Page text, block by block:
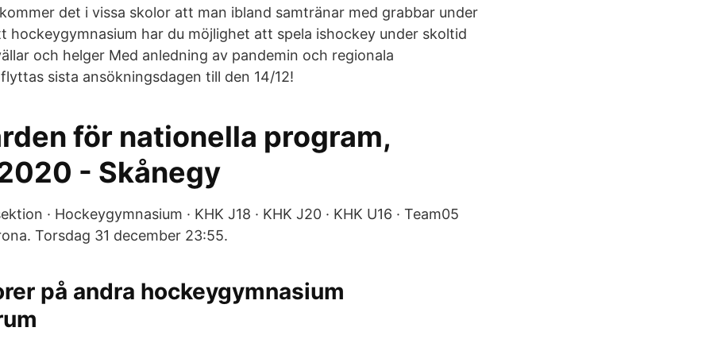
det i vissa skolor att man ibland samtränar med grabbar under
hockeygymnasium har du möjlighet att spela ishockey under skoltid
och helger Med anledning av pandemin och regionala
sista ansökningsdagen till den 14/12!
för nationella program,
- Skånegy
· Hockeygymnasium · KHK J18 · KHK J20 · KHK U16 · Team05
Torsdag 31 december 23:55.
på andra hockeygymnasium